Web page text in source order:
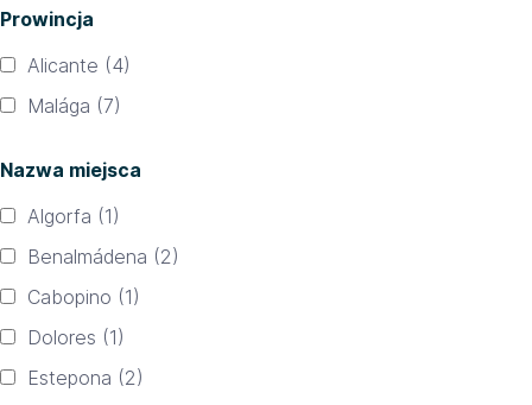
Prowincja
Alicante (4)
Malága (7)
Nazwa miejsca
Algorfa (1)
Benalmádena (2)
Cabopino (1)
Dolores (1)
Estepona (2)